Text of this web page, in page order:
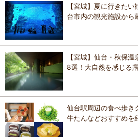
【宮城】夏に行きた
台市内の観光施設から
【宮城】仙台・秋保
8選！大自然を感じる
仙台駅周辺の食べ歩き
牛たんなどおすすめを